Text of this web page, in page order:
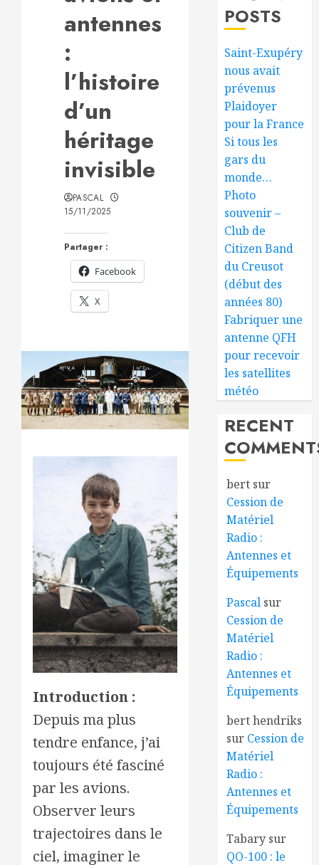
antennes
:
l’histoire
d’un
héritage
invisible
Partager :
Facebook
X
PASCAL
15/11/2025
Introduction :
Depuis ma plus
tendre enfance, j’ai
toujours été fasciné
par les avions.
Observer leurs
trajectoires dans le
ciel, imaginer le
POSTS
Saint-Exupéry
nous avait
prévenus
Plaidoyer
pour la France
Si tous les
gars du
monde…
Photo
souvenir –
Club de
Citizen Band
du Creusot
(début des
années 80)
Fabriquer une
antenne QFH
pour recevoir
les satellites
météo
RECENT
bert sur
Cession de
Matériel
Radio :
Antennes et
Équipements
Pascal sur
Cession de
Matériel
Radio :
Antennes et
Équipements
bert hendriks
sur Cession de
Matériel
Radio :
Antennes et
Équipements
Tabary sur
QO-100 : le